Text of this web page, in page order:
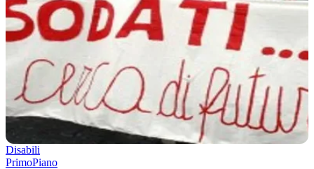
Disabili
PrimoPiano